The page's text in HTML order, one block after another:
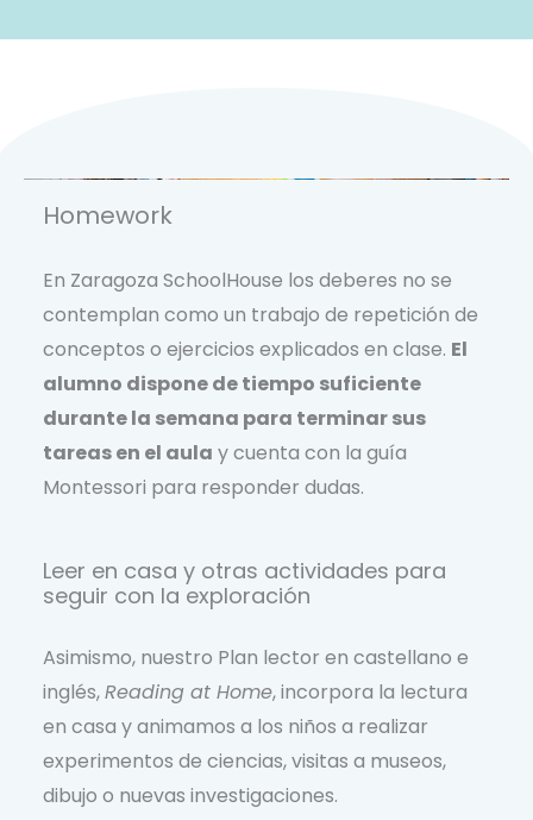
Homework
En Zaragoza SchoolHouse los deberes no se
contemplan como un trabajo de repetición de
conceptos o ejercicios explicados en clase. El
alumno dispone de tiempo suficiente
durante la semana para terminar sus
tareas en el aula y cuenta con la guía
Montessori para responder dudas.
Leer en casa y otras actividades para
seguir con la exploración
Asimismo, nuestro Plan lector en castellano e
inglés,Reading at Home, incorpora la lectura
en casa y animamos a los niños a realizar
experimentos de ciencias, visitas a museos,
dibujo o nuevas investigaciones.